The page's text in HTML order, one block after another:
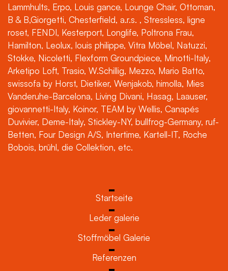
Lammhults, Erpo, Louis gance, Lounge Chair, Ottoman,
B & B,Giorgetti, Chesterfield, a.r.s. , Stressless, ligne
roset, FENDI, Kesterport, Longlife, Poltrona Frau,
Hamilton, Leolux, louis philippe, Vitra Möbel, Natuzzi,
Stokke, Nicoletti, Flexform Groundpiece, Minotti-Italy,
Arketipo Loft, Trasio, W.Schillig, Mezzo, Mario Batto,
swissofa by Horst, Dietiker, Wenjakob, himolla, Mies
Vanderuhe-Barcelona, Living Divani, Hasag, Laauser,
giovannetti-Italy, Koinor, TEAM by Wellis, Canapés
Duvivier, Deme-Italy, Stickley-NY, bullfrog-Germany, ruf-
Betten, Four Design A/S, Intertime, Kartell-IT, Roche
Bobois, brühl, die Collektion, etc.
Startseite
Leder galerie
Stoffmöbel Galerie
Referenzen